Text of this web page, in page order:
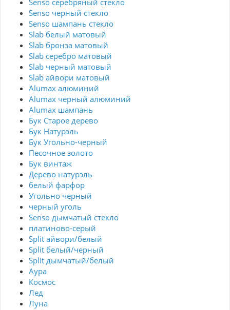
Senso серебряный стекло
Senso черный стекло
Senso шампань стекло
Slab белый матовый
Slab бронза матовый
Slab серебро матовый
Slab черный матовый
Slab айвори матовый
Alumax алюминий
Alumax черный алюминий
Alumax шампань
Бук Старое дерево
Бук Натурэль
Бук Угольно-черный
Песочное золото
Бук винтаж
Дерево натурэль
белый фарфор
Угольно черный
черный уголь
Senso дымчатый стекло
платиново-серый
Split айвори/белый
Split белый/черный
Split дымчатый/белый
Аура
Космос
Лед
Луна